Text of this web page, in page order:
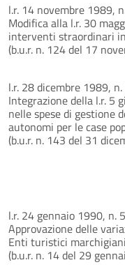
l.r. 14 novembre 1989,
Modifica alla l.r. 30
interventi straordinari
(b.u.r. n. 124 del 17
l.r. 28 dicembre 1989,
Integrazione della l.r. 5
nelle spese di gestione
autonomi per le case
(b.u.r. n. 143 del 31
l.r. 24 gennaio 1990, n. 5
Approvazione delle
Enti turistici
(b.u.r. n. 14 del 29